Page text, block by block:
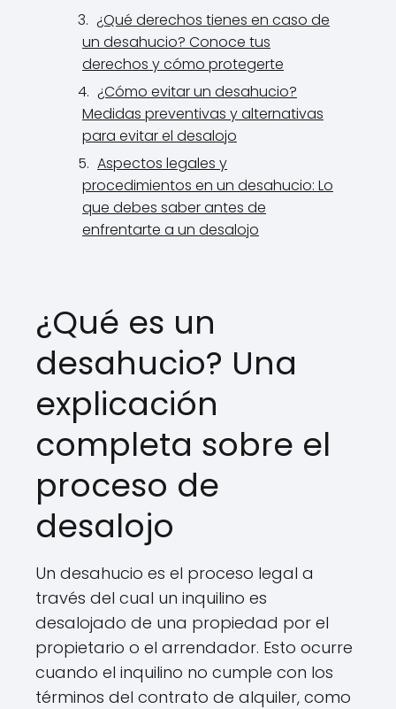
¿Qué derechos tienes en caso de
un desahucio? Conoce tus
derechos y cómo protegerte
¿Cómo evitar un desahucio?
Medidas preventivas y alternativas
para evitar el desalojo
Aspectos legales y
procedimientos en un desahucio: Lo
que debes saber antes de
enfrentarte a un desalojo
¿Qué es un
desahucio? Una
explicación
completa sobre el
proceso de
desalojo
Un desahucio es el proceso legal a
través del cual un inquilino es
desalojado de una propiedad por el
propietario o el arrendador. Esto ocurre
cuando el inquilino no cumple con los
términos del contrato de alquiler, como